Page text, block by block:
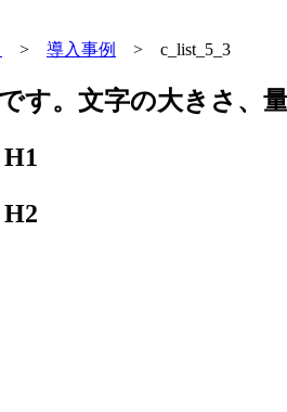
> 導入事例 > c_list_5_3
す。文字の大きさ、